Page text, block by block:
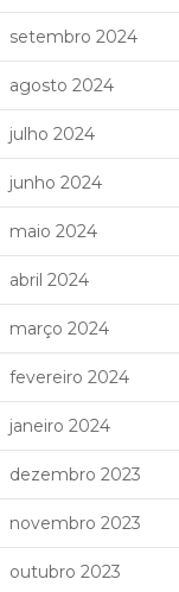
setembro 2024
agosto 2024
julho 2024
junho 2024
maio 2024
abril 2024
março 2024
fevereiro 2024
janeiro 2024
dezembro 2023
novembro 2023
outubro 2023